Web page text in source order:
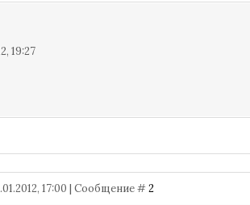
19:27
17:00 | Сообщение #2